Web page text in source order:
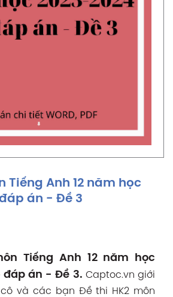
Tiếng Anh 12 năm học
án - Đề 3
Tiếng Anh 12 năm học
đáp án - Đề 3. Captoc.vn giới
và các bạn Đề thi HK2 môn